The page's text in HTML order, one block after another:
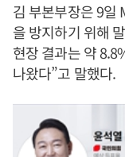
김 부본부장은 9일
을 방지하기 위해
현장 결과는 약
나왔다”고 말했다.